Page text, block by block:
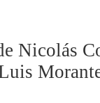
Nicolás